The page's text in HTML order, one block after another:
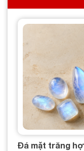
Đá mặt trăng